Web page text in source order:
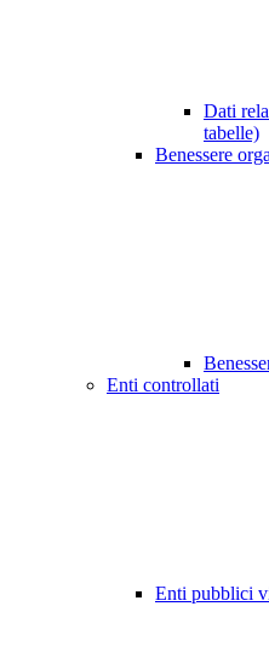
Dati
tabelle)
Benessere
Enti controllati
Enti pubblici